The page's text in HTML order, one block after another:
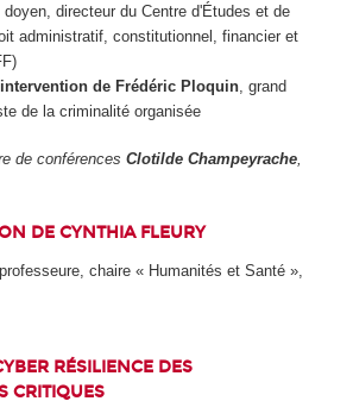
doyen, directeur du Centre d'Études et de
administratif, constitutionnel, financier et
de Frédéric Ploquin, grand
de la criminalité organisée
de conférences Clotilde Champeyrache,
DE CYNTHIA FLEURY
chaire « Humanités et Santé »,
RÉSILIENCE DES
CRITIQUES